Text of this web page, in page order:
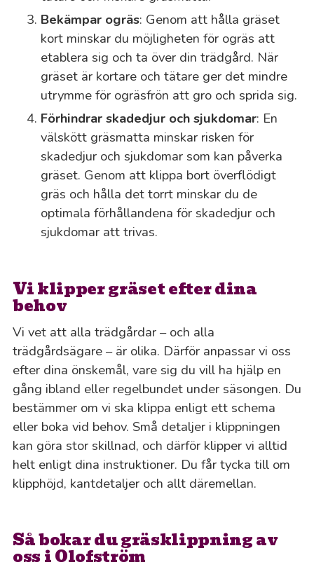
Bekämpar ogräs: Genom att hålla gräset
kort minskar du möjligheten för ogräs att
etablera sig och ta över din trädgård. När
gräset är kortare och tätare ger det mindre
utrymme för ogräsfrön att gro och sprida sig.
Förhindrar skadedjur och sjukdomar: En
välskött gräsmatta minskar risken för
skadedjur och sjukdomar som kan påverka
gräset. Genom att klippa bort överflödigt
gräs och hålla det torrt minskar du de
optimala förhållandena för skadedjur och
sjukdomar att trivas.
Vi klipper gräset efter dina
behov
Vi vet att alla trädgårdar – och alla
trädgårdsägare – är olika. Därför anpassar vi oss
efter dina önskemål, vare sig du vill ha hjälp en
gång ibland eller regelbundet under säsongen. Du
bestämmer om vi ska klippa enligt ett schema
eller boka vid behov. Små detaljer i klippningen
kan göra stor skillnad, och därför klipper vi alltid
helt enligt dina instruktioner. Du får tycka till om
klipphöjd, kantdetaljer och allt däremellan.
Så bokar du gräsklippning av
oss i Olofström